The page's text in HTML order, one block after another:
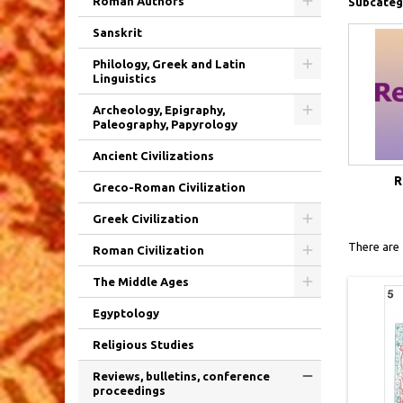
Sanskrit
Philology, Greek and Latin
Linguistics
Archeology, Epigraphy,
Paleography, Papyrology
Ancient Civilizations
Greco-Roman Civilization
Greek Civilization
Roman Civilization
The Middle Ages
Egyptology
Religious Studies
Reviews, bulletins, conference
proceedings
There are